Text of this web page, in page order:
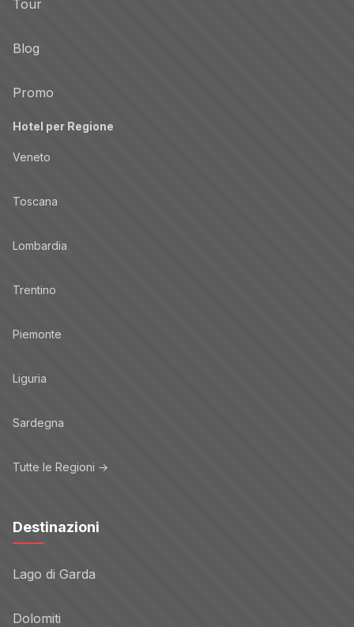
Tour
Blog
Promo
Hotel per Regione
Veneto
Toscana
Lombardia
Trentino
Piemonte
Liguria
Sardegna
Tutte le Regioni →
Destinazioni
Lago di Garda
Dolomiti